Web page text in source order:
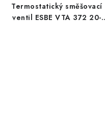
Termostatický směšovací
ventil ESBE VTA 372 20-